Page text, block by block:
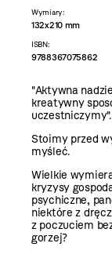
Wymiary:
132x210 mm
ISBN:
9788367075862
"Aktywna
kreatywny
uczestniczymy".
Stoimy przed
myśleć.
Wielkie
kryzysy
psychiczne,
niektóre z
z poczuciem
gorzej?